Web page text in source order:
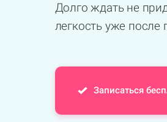
Долго ждать не
легкость уже
Записаться